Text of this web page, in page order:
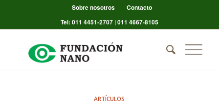
Sobre nosotros
Contacto
Tel: 011 4451-2707 | 011 4667-8105
ARTÍCULOS